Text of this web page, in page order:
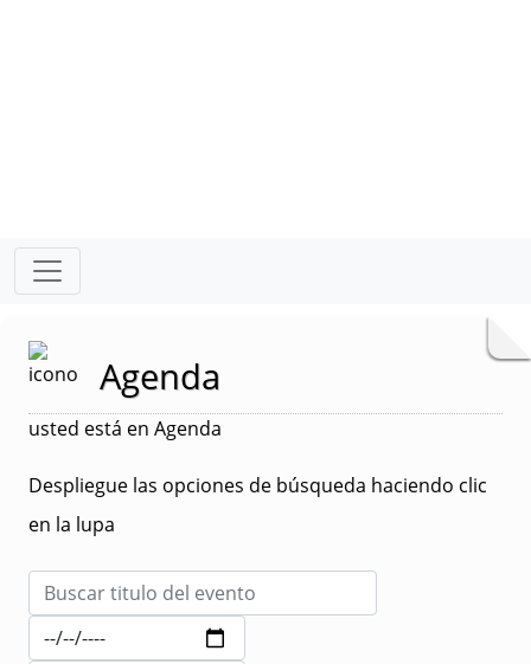
Agenda
usted está en Agenda
Despliegue las opciones de búsqueda haciendo clic
en la lupa